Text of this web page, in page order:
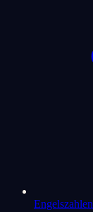
Engelszahlen